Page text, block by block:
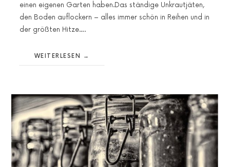
einen eigenen Garten haben.Das ständige Unkrautjäten,
den Boden auflockern – alles immer schön in Reihen und in
der größten Hitze….
WEITERLESEN